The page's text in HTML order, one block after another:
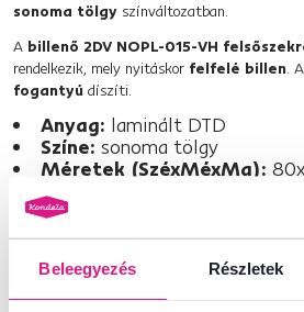
Beleegyezés Részletek
sonoma tölgy színváltozatban.
A billenő 2DV NOPL-015-VH
rendelkezik, mely nyitáskor felfelé billen.
fogantyú díszíti.
Anyag: laminált DTD
Színe: sonoma tölgy
Méretek (SzéxMéxMa):
Anyagvastagság:
Fém fogantyú
Billenő ajtó
Szállítás szétszerelve
Minőségi szlovák termék
Az alap konyhasort és az összes alsó